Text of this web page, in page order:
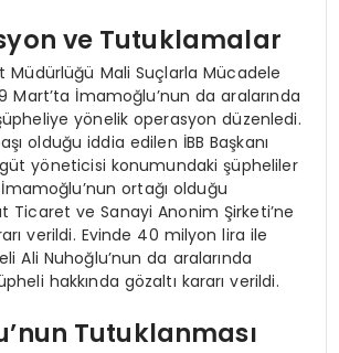
ve Tutuklamalar
Müdürlüğü Mali Suçlarla Mücadele
Mart’ta İmamoğlu’nun da aralarında
yönelik operasyon düzenledi.
olduğu iddia edilen İBB Başkanı
yöneticisi konumundaki şüpheliler
İmamoğlu’nun ortağı olduğu
Ticaret ve Sanayi Anonim Şirketi’ne
verildi. Evinde 40 milyon lira ile
Ali Nuhoğlu’nun da aralarında
hakkında gözaltı kararı verildi.
Tutuklanması